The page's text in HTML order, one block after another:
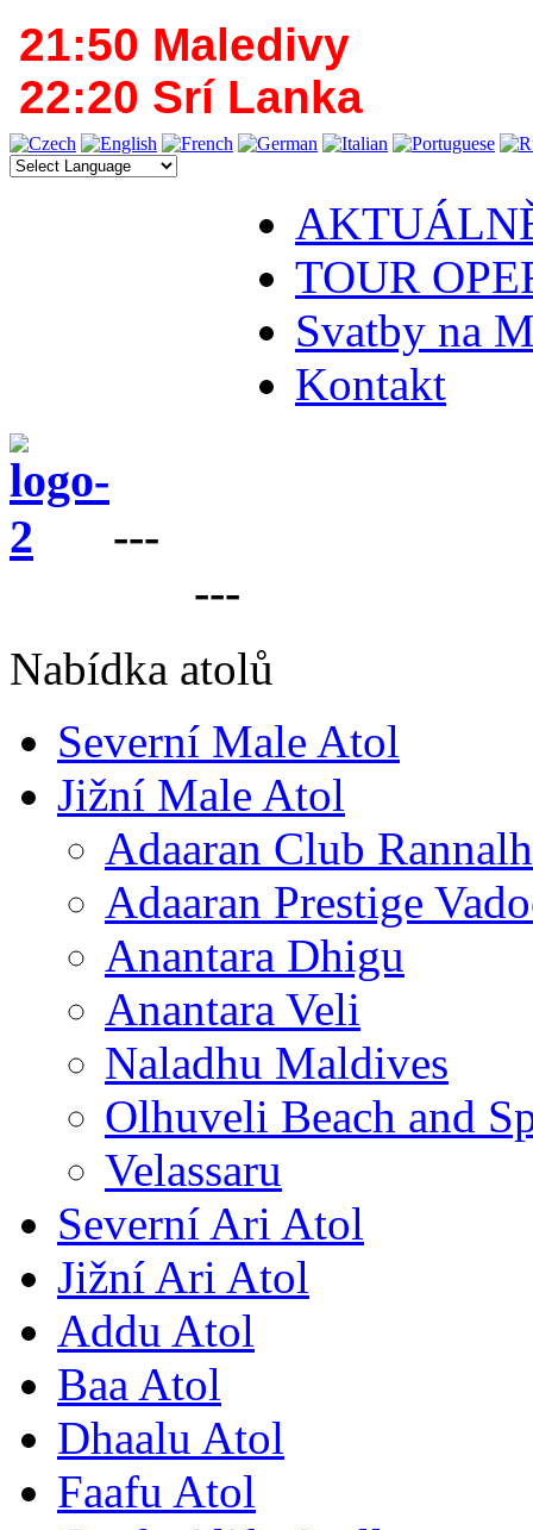
21:50 Maledivy
22:20 Srí Lanka
TOUR
Svatby na
Kontakt
---
---
Nabídka atolů
Severní Male Atol
Jižní Male Atol
Adaaran Club
Adaaran Prestige
Anantara Dhigu
Anantara Veli
Naladhu Maldives
Olhuveli Beach and
Velassaru
Severní Ari Atol
Jižní Ari Atol
Addu Atol
Baa Atol
Dhaalu Atol
Faafu Atol